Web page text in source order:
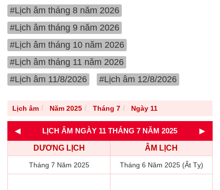
#Lịch âm tháng 8 năm 2026
#Lịch âm tháng 9 năm 2026
#Lịch âm tháng 10 năm 2026
#Lịch âm tháng 11 năm 2026
#Lịch âm 11/8/2026
#Lịch âm 12/8/2026
Lịch âm Năm 2025 Tháng 7 Ngày 11
◄ LỊCH ÂM NGÀY 11 THÁNG 7 NĂM 2025 ►
DƯƠNG LỊCH ÂM LỊCH
Tháng 7 Năm 2025 Tháng 6 Năm 2025 (Ất Tỵ)